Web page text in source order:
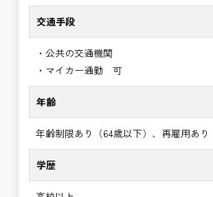
交通手段
・公共の交通機関
・マイカー通勤 可
年齢
年齢制限あり（64歳以下）、再雇用あり
学歴